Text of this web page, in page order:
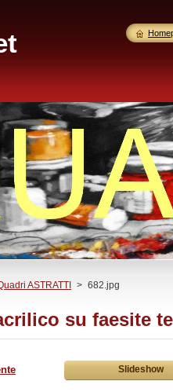
ASTRATTI > 682.jpg
su faesite
Slideshow